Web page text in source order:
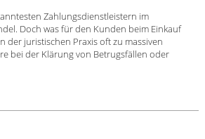
Zahlungsdienstleistern im
Doch was für den Kunden beim Einkauf
der juristischen Praxis oft zu massiven
bei der Klärung von Betrugsfällen oder